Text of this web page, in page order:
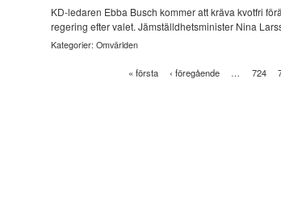
KD-ledaren Ebba Busch kommer att kräva kvotfri
regering efter valet. Jämställdhetsminister Nina
Kategorier: Omvärlden
« första ‹ föregående … 724